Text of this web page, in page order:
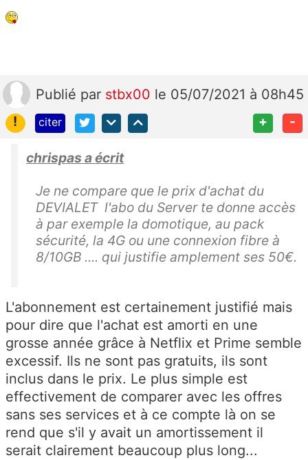
Publié par stbx00 le 05/07/2021 à 08h45
!
citer + -
chrispas a écrit
Je ne compare que le prix d'achat du
DEVIALET l'abo du Server te donne accès
à par exemple la domotique, au pack
sécurité, la 4G ou une connexion fibre à
8/10GB .... qui justifie amplement ses 50€.
L'abonnement est certainement justifié mais
pour dire que l'achat est amorti en une
grosse année grâce à Netflix et Prime semble
excessif. Ils ne sont pas gratuits, ils sont
inclus dans le prix. Le plus simple est
effectivement de comparer avec les offres
sans ses services et à ce compte là on se
rend que s'il y avait un amortissement il
serait clairement beaucoup plus long...